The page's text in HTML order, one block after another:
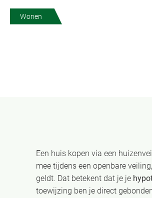
Wonen
Een huis kopen via een
mee tijdens een openbare
geldt. Dat betekent dat je je
toewijzing ben je direct